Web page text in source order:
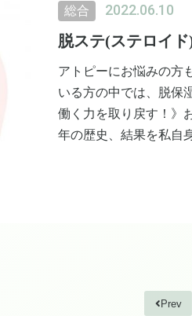
総合 2022.06.10
脱ステ(ステロイド
アトピーにお悩みの方
いる方の中では、脱保
働く力を取り戻す！》
年の歴史、結果を私自
Prev